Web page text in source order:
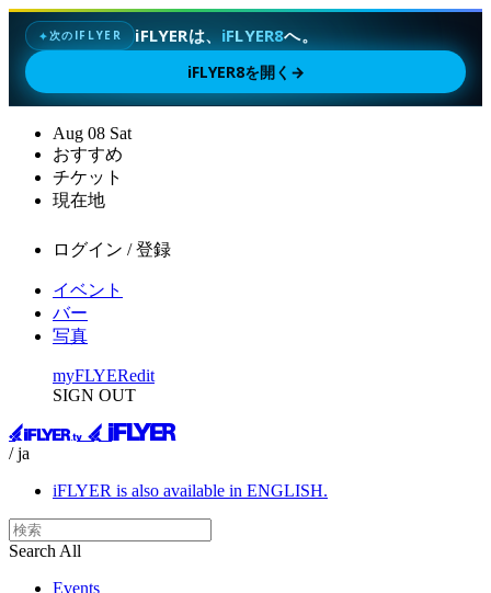
✦次のIFLYER iFLYERは、 iFLYER8へ。
iFLYER8を開く →
Aug 08 Sat
おすすめ
チケット
現在地
ログイン / 登録
イベント
バー
写真
myFLYERedit
SIGN OUT
/ ja
iFLYER is also available in ENGLISH.
Search All
Events